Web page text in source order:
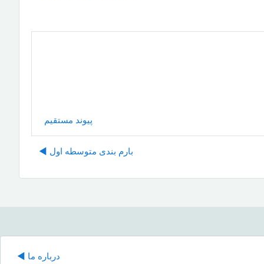
پیوند مستقیم
بارم بندی متوسطه اول ◀︎
درباره ما ◀︎